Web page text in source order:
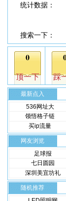
统计数据：
搜索一下：
最新点入
536网址大
领悟格子链
买ip流量
网友浏览
足球报
七日圆园
深圳美宜坊礼
随机推荐